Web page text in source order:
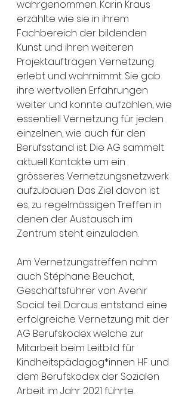
wahrgenommen. Karin Kraus
erzählte wie sie in ihrem
Fachbereich der bildenden
Kunst und ihren weiteren
Projektaufträgen Vernetzung
erlebt und wahrnimmt. Sie gab
ihre wertvollen Erfahrungen
weiter und konnte aufzählen, wie
essentiell Vernetzung für jeden
einzelnen, wie auch für den
Berufsstand ist. Die AG sammelt
aktuell Kontakte um ein
grösseres Vernetzungsnetzwerk
aufzubauen. Das Ziel davon ist
es, zu regelmässigen Treffen in
denen der Austausch im
Zentrum steht einzuladen.
Am Vernetzungstreffen nahm
auch Stéphane Beuchat,
Geschäftsführer von Avenir
Social teil. Daraus entstand eine
erfolgreiche Vernetzung mit der
AG Berufskodex welche zur
Mitarbeit beim Leitbild für
Kindheitspädagog*innen HF und
dem Berufskodex der Sozialen
Arbeit im Jahr 2021 führte.